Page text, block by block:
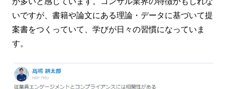
いですが、書籍や論文にある理論・データに基づいて提
案書をつくっていて、学びが日々の習慣になっていま
す。